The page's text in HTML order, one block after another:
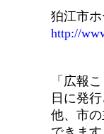
狛江市
http://
「広報
日に発
他、市